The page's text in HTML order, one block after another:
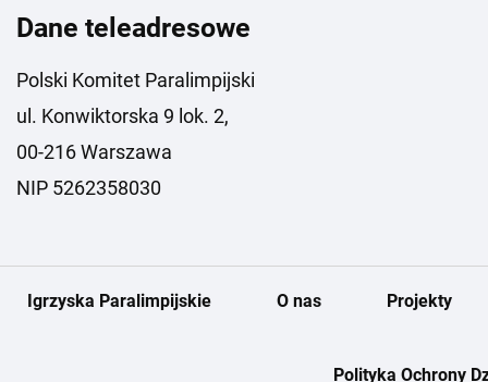
Dane teleadresowe
Polski Komitet Paralimpijski
ul. Konwiktorska 9 lok. 2,
00-216 Warszawa
NIP 5262358030
Igrzyska Paralimpijskie O nas Projekty
Polityka Ochrony